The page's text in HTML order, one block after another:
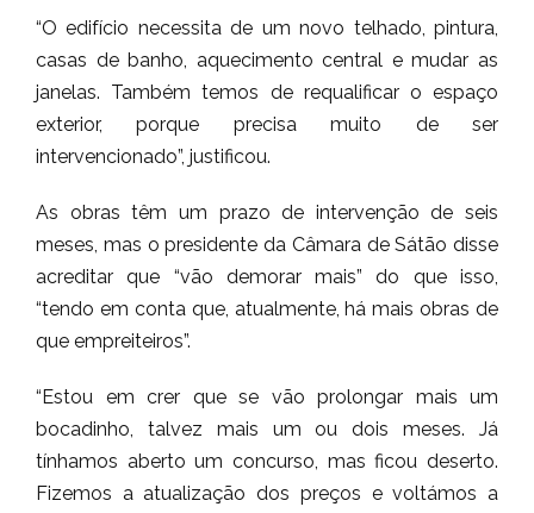
“O edifício necessita de um novo telhado, pintura,
casas de banho, aquecimento central e mudar as
janelas. Também temos de requalificar o espaço
exterior, porque precisa muito de ser
intervencionado”, justificou.
As obras têm um prazo de intervenção de seis
meses, mas o presidente da Câmara de Sátão disse
acreditar que “vão demorar mais” do que isso,
“tendo em conta que, atualmente, há mais obras de
que empreiteiros”.
“Estou em crer que se vão prolongar mais um
bocadinho, talvez mais um ou dois meses. Já
tínhamos aberto um concurso, mas ficou deserto.
Fizemos a atualização dos preços e voltámos a